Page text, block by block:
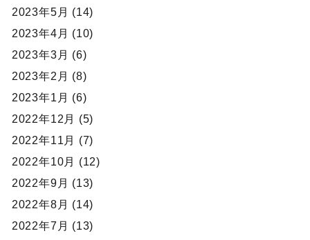
2023年5月 (14)
2023年4月 (10)
2023年3月 (6)
2023年2月 (8)
2023年1月 (6)
2022年12月 (5)
2022年11月 (7)
2022年10月 (12)
2022年9月 (13)
2022年8月 (14)
2022年7月 (13)